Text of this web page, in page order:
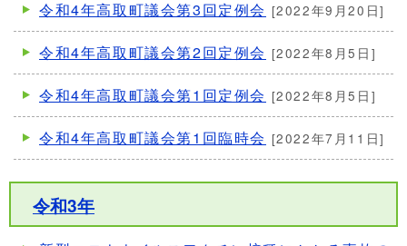
令和4年高取町議会第3回定例会 [2022年9月20日]
令和4年高取町議会第2回定例会 [2022年8月5日]
令和4年高取町議会第1回定例会 [2022年8月5日]
令和4年高取町議会第1回臨時会 [2022年7月11日]
令和3年